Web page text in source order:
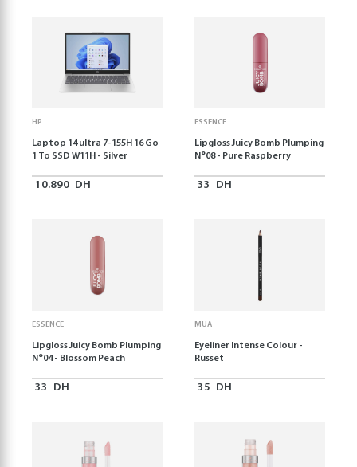
HP
Laptop 14 ultra 7-155H 16 Go
1 To SSD W11H - Silver
10.890 DH
ESSENCE
Lipgloss Juicy Bomb Plumping
N°08 - Pure Raspberry
33 DH
ESSENCE
Lipgloss Juicy Bomb Plumping
N°04 - Blossom Peach
33 DH
MUA
Eyeliner Intense Colour -
Russet
35 DH